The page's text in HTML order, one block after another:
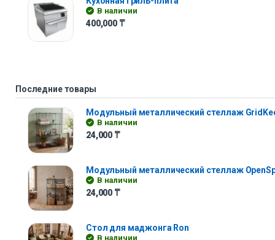
В наличии
400,000 ₸
Последние товары
Модульный металлический стеллаж
В наличии
24,000 ₸
Модульный металлический стеллаж
В наличии
24,000 ₸
Стол для маджонга Ron
В наличии